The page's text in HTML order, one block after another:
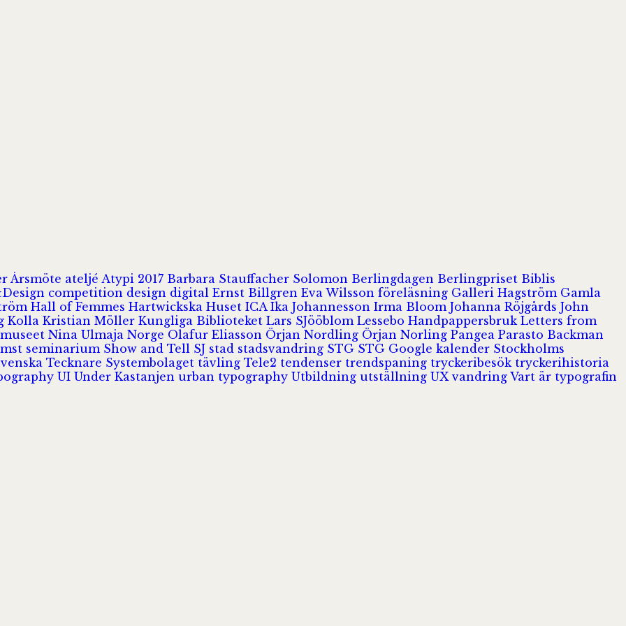
Årsmöte ateljé Atypi 2017 Barbara Stauffacher Solomon Berlingdagen Berlingpriset Biblis
competition design digital Ernst Billgren Eva Wilsson föreläsning Galleri Hagström Gamla
Hall of Femmes Hartwickska Huset ICA Ika Johannesson Irma Bloom Johanna Röjgårds John
Kolla Kristian Möller Kungliga Biblioteket Lars SJööblom Lessebo Handpappersbruk Letters from
Nina Ulmaja Norge Olafur Eliasson Örjan Nordling Örjan Norling Pangea Parasto Backman
seminarium Show and Tell SJ stad stadsvandring STG STG Google kalender Stockholms
Tecknare Systembolaget tävling Tele2 tendenser trendspaning tryckeribesök tryckerihistoria
UI Under Kastanjen urban typography Utbildning utställning UXvandring Vart är typografin